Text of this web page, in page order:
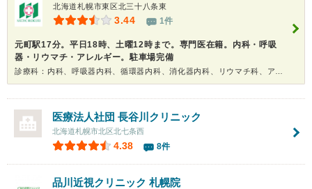
北海道札幌市東区北三十八条東
3.44 1件
元町駅17分。平日18時、土曜12時まで。専門医在籍。内科・呼吸
器・リウマチ・アレルギー。駐車場完備
医療法人社団 長谷川クリニック
北海道札幌市北区北七条西
4.38 8件
品川近視クリニック 札幌院